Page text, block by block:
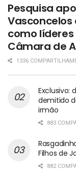
Pesquisa
Vasconcelos
como
Câmara de
1336
Exclusivo:
demitido
irmão
883
Filhos de
882